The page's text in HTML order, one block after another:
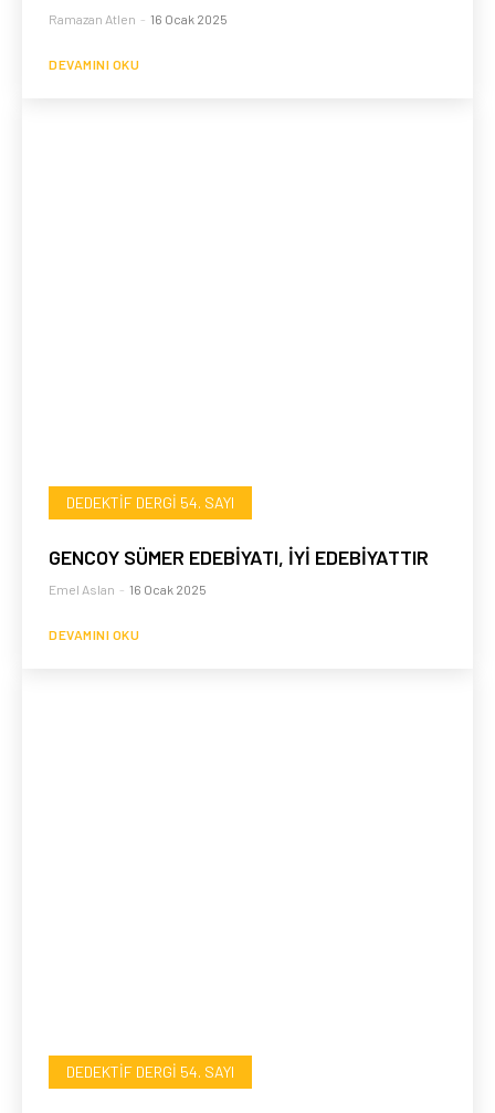
Ramazan Atlen - 16 Ocak 2025
DEVAMINI OKU
DEDEKTIF DERGI 54. SAYI
GENCOY SÜMER EDEBİYATI, İYİ EDEBİYATTIR
Emel Aslan - 16 Ocak 2025
DEVAMINI OKU
DEDEKTIF DERGI 54. SAYI